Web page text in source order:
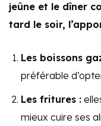
jeûne et le dîner
tard le soir,
Les boissons
préférable
Les fritures :
mieux cuire ses